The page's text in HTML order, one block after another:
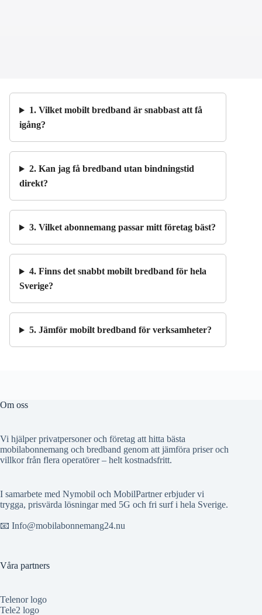
1. Vilket mobilt bredband är snabbast att få
igång?
2. Kan jag få bredband utan bindningstid
direkt?
3. Vilket abonnemang passar mitt företag bäst?
4. Finns det snabbt mobilt bredband för hela
Sverige?
5. Jämför mobilt bredband för verksamheter?
Om oss
Vi hjälper privatpersoner och företag att hitta bästa
mobilabonnemang och bredband genom att jämföra priser och
villkor från flera operatörer – helt kostnadsfritt.
I samarbete med Nymobil och MobilPartner erbjuder vi
trygga, prisvärda lösningar med 5G och fri surf i hela Sverige.
📧 Info@mobilabonnemang24.nu
Våra partners
Telenor logo
Tele2 logo